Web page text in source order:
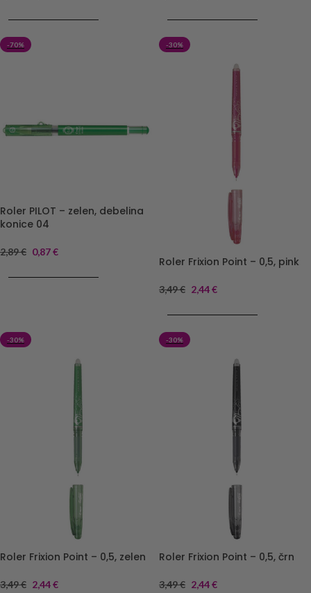
-70%
Roler PILOT – zelen, debelina
konice 04
2,89€ 0,87€
-30%
Roler Frixion Point – 0,5, pink
3,49€ 2,44€
-30%
Roler Frixion Point – 0,5, zelen
3,49€ 2,44€
-30%
Roler Frixion Point – 0,5, črn
3,49€ 2,44€